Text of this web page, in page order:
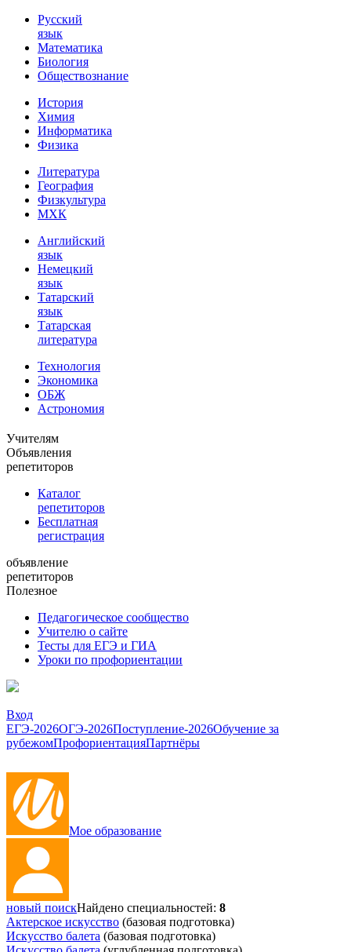
Русский
язык
Математика
Биология
Обществознание
История
Химия
Информатика
Физика
Литература
География
Физкультура
МХК
Английский
язык
Немецкий
язык
Татарский
язык
Татарская
литература
Технология
Экономика
ОБЖ
Астрономия
Учителям
Объявления
репетиторов
Каталог
репетиторов
Бесплатная
регистрация
объявление
репетиторов
Полезное
Педагогическое сообщество
Учителю о сайте
Тесты для ЕГЭ и ГИА
Уроки по профориентации
Вход
ЕГЭ-2026ОГЭ-2026Поступление-2026Обучение за
рубежомПрофориентацияПартнёры
Мое образование
новый поискНайдено специальностей: 8
Актерское искусство (базовая подготовка)
Искусство балета (базовая подготовка)